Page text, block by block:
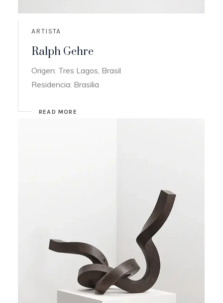
ARTISTA
Ralph Gehre
Origen: Tres Lagos, Brasil
Residencia: Brasilia
READ MORE